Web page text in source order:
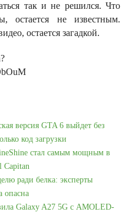
так и не решился. Что
остается не известным.
остается загадкой.
версия GTA 6 выйдет без
код загрузки
стал самым мощным в
Capitan
ради белка: эксперты
опасна
Galaxy A27 5G с AMOLED-